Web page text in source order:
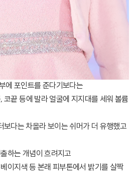
에 포인트를 준다기보다는
코끝 등에 발라 얼굴에 지지대를 세워 볼륨
보다는 차올라 보이는 쉬머가 더 유행했고
하는 개념이 흐려지고
이지색 등 본래 피부톤에서 밝기를 살짝